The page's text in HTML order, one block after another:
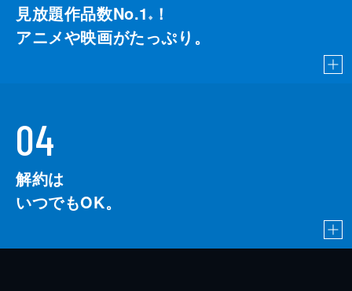
見放題作品数No.1 ※
！
アニメや映画がたっぷり。
04
解約は
いつでもOK。